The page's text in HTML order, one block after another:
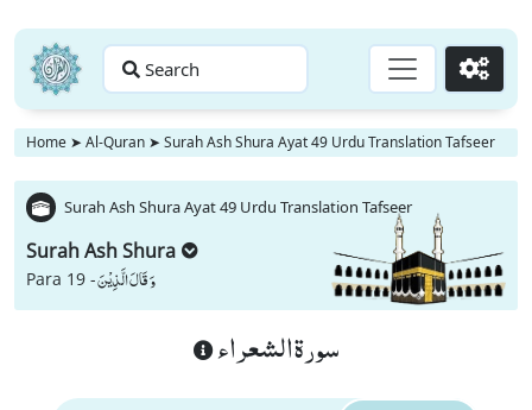
Search Go
Home ➤ Al-Quran ➤ Surah Ash Shura Ayat 49 Urdu Translation Tafseer
Surah Ash Shura Ayat 49 Urdu Translation Tafseer
Surah Ash Shura
Para 19 -وَ قَالَ الَّذِیْنَ
سورة الشعراء